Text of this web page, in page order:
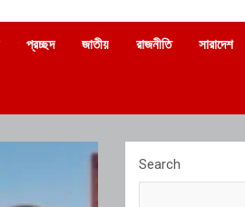
প্রচ্ছদ জাতীয় রাজনীতি সারাদেশ
Search